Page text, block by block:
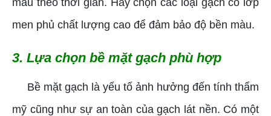
men phủ chất lượng cao để đảm bảo độ bền màu.
3. Lựa chọn bề mặt gạch phù hợp
Bề mặt gạch là yếu tố ảnh hưởng đến tính thẩm
mỹ cũng như sự an toàn của gạch lát nền. Có một